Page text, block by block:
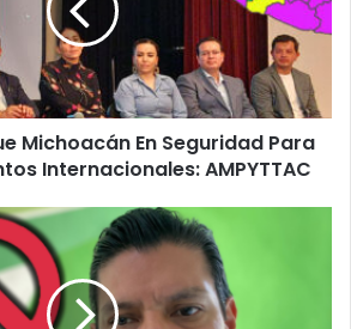
Michoacán En Seguridad Para
Internacionales: AMPYTTAC